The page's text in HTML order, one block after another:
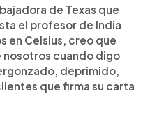
de Texas que
el profesor de India
en Celsius, creo que
nosotros cuando digo
deprimido,
que firma su carta